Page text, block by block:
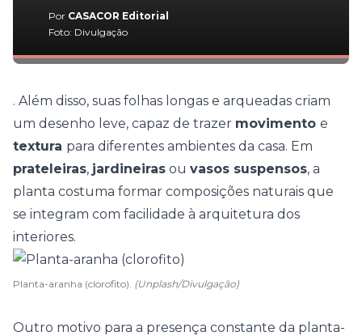
. Além disso, suas folhas longas e arqueadas criam
um desenho leve, capaz de trazer movimento e
textura para diferentes ambientes da casa. Em
prateleiras, jardineiras ou vasos suspensos, a
planta costuma formar composições naturais que
se integram com facilidade à arquitetura dos
interiores.
Planta-aranha (clorofito). (Unplash/Divulgação)
Outro motivo para a presença constante da planta-